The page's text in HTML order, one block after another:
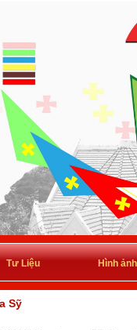
Tư Liệu Hình ảnh
Sỹ